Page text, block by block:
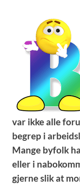
var ikke alle
begrep i
Mange byfolk
eller i
gjerne slik at